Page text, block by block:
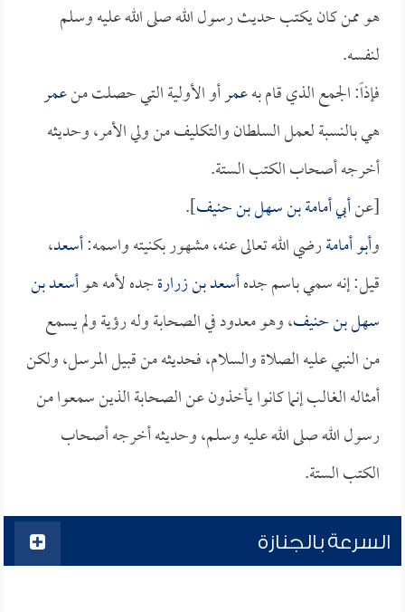
هو ممن كان يكتب حديث رسول الله صلى الله عليه وسلم
لنفسه.
فإذاً: الجمع الذي قام بهعمرأو الأولية التي حصلت منعمر
هي بالنسبة لعمل السلطان والتكليف من ولي الأمر، وحديثه
أخرجه أصحاب الكتب الستة.
[عنأبي أمامة بن سهل بن حنيف].
وأبو أمامةرضي الله تعالى عنه، مشهور بكنيته واسمه:أسعد،
قيل: إنه سمي باسم جدهأسعد بن زرارةجده لأمه هوأسعد بن
سهل بن حنيف، وهو معدود في الصحابة وله رؤية ولم يسمع
من النبي عليه الصلاة والسلام، فحديثه من قبيل المرسل، ولكن
أمثاله الغالب إنما كانوا يأخذون عن الصحابة الذين سمعوا من
رسول الله صلى الله عليه وسلم، وحديثه أخرجه أصحاب
الكتب الستة.
السرعة بالجنازة